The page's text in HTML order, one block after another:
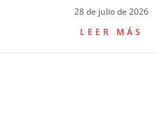
28 de julio de 2026
LEER MÁS